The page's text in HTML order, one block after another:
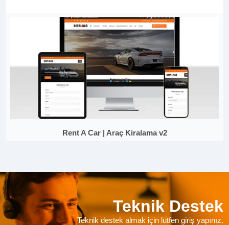
Rent A Car | Araç Kiralama v2
Teknik Destek
Teknik destek almak için lütfen giriş yapınız.